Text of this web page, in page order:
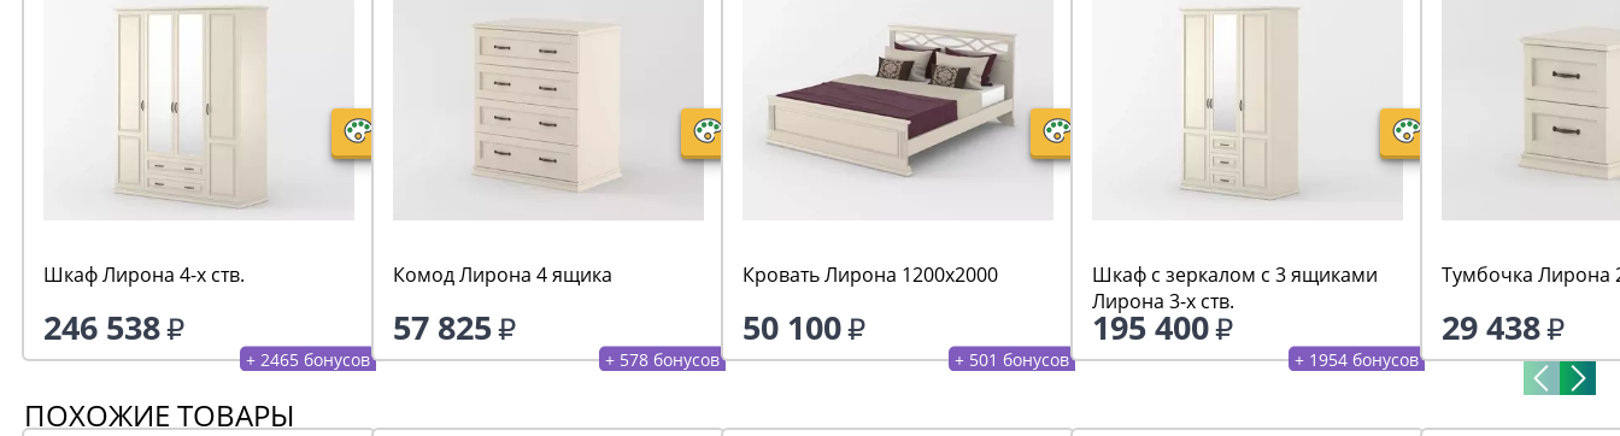
Шкаф Лирона 4-х ств.
246 538
+ 2465 бонусов
Комод Лирона 4 ящика
57 825
+ 578 бонусов
Кровать Лирона 1200х2000
50 100
+ 501 бонусов
Шкаф с зеркалом с 3 ящиками
Лирона 3-х ств.
195 400
+ 1954 бонусов
Тумбочка Лирона
29 438
ПОХОЖИЕ ТОВАРЫ